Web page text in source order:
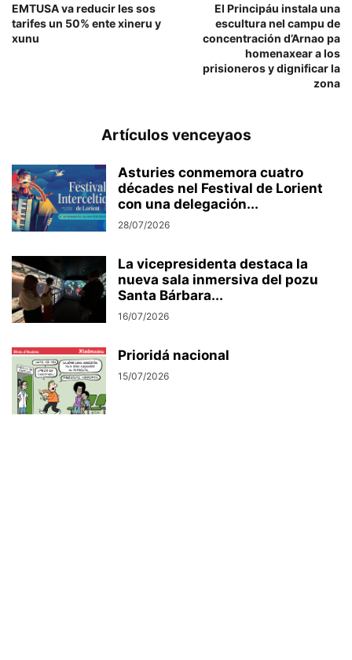
EMTUSA va reducir les sos
tarifes un 50% ente xineru y
xunu
El Principáu instala una
escultura nel campu de
concentración d’Arnao pa
homenaxear a los
prisioneros y dignificar la
zona
Artículos venceyaos
Asturies conmemora cuatro
décades nel Festival de Lorient
con una delegación...
28/07/2026
La vicepresidenta destaca la
nueva sala inmersiva del pozu
Santa Bárbara...
16/07/2026
Prioridá nacional
15/07/2026